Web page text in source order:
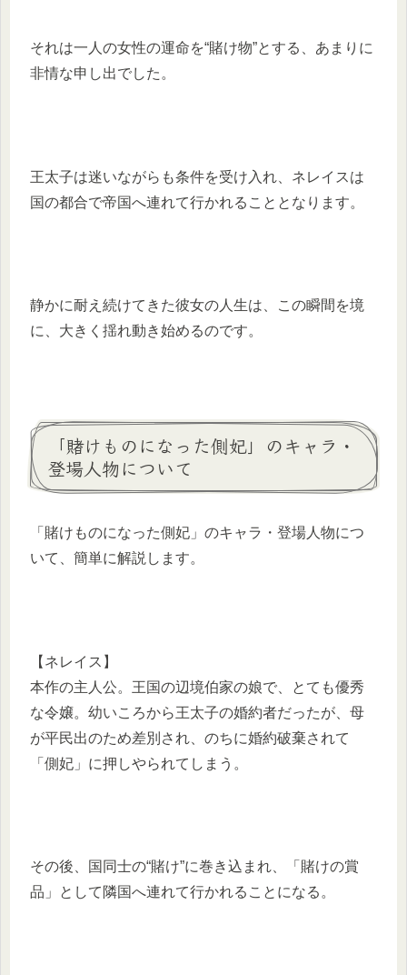
それは一人の女性の運命を“賭け物”とする、あまりに
非情な申し出でした。
王太子は迷いながらも条件を受け入れ、ネレイスは
国の都合で帝国へ連れて行かれることとなります。
静かに耐え続けてきた彼女の人生は、この瞬間を境
に、大きく揺れ動き始めるのです。
「賭けものになった側妃」のキャラ・
登場人物について
「賭けものになった側妃」のキャラ・登場人物につ
いて、簡単に解説します。
【ネレイス】
本作の主人公。王国の辺境伯家の娘で、とても優秀
な令嬢。幼いころから王太子の婚約者だったが、母
が平民出のため差別され、のちに婚約破棄されて
「側妃」に押しやられてしまう。
その後、国同士の“賭け”に巻き込まれ、「賭けの賞
品」として隣国へ連れて行かれることになる。